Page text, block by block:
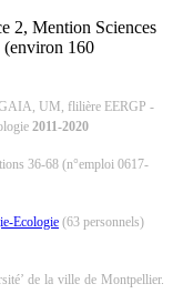
2, Mention Sciences
160
GAIA, UM, flilière EERGP -
2011-2020
36-68 (n°emploi 0617-
Ecologie (63 personnels)
de la ville de Montpellier.